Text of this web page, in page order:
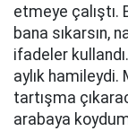
etmeye çalıştı.
bana sıkarsın,
ifadeler
aylık
tartışma
arabaya